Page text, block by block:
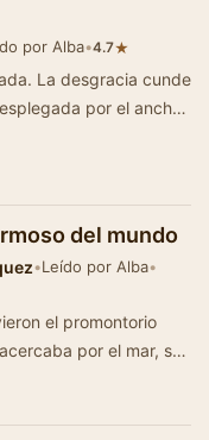
por Alba•4.7★
La desgracia cunde
por el ancho
del mundo
•Leído por Alba•
el promontorio
por el mar, se